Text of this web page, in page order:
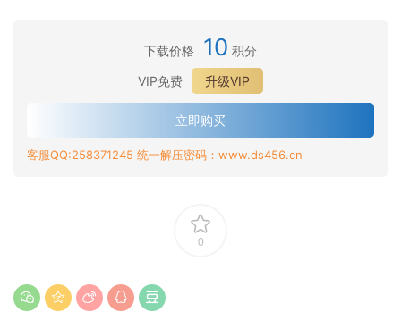
下载价格 10 积分
VIP免费
升级VIP
立即购买
客服QQ:258371245 统一解压密码：www.ds456.cn
0